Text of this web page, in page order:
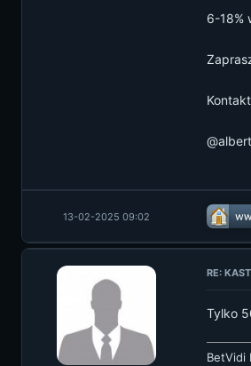
6-18%
13-02-2025 09:02
RE:
Tylko
BetVidi